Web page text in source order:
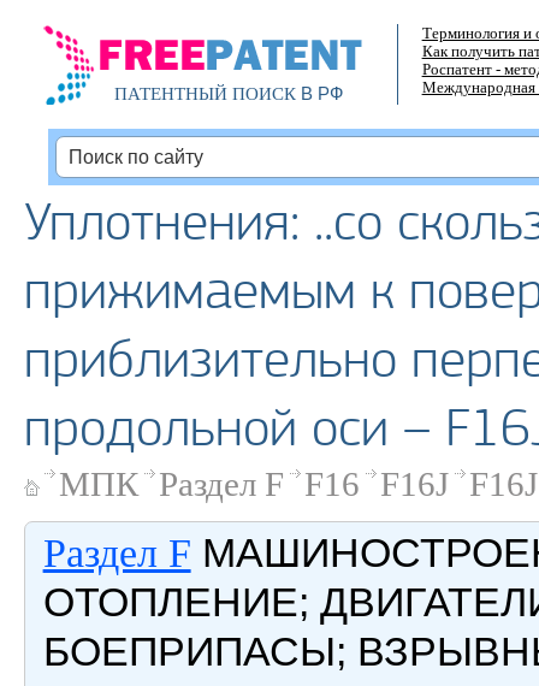
ПАТЕНТНЫЙ ПОИСКВ РФ
Терминология и
Как получить
Роспатент -
Международная
Уплотнения: ..со
прижимаемым к
приблизительно
продольной оси –
МПК Раздел F F16 F16J
Раздел F
ОТОПЛЕНИЕ;
БОЕПРИПАСЫ;